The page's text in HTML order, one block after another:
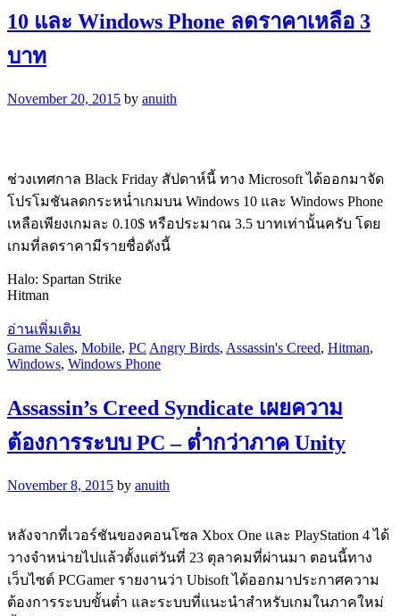
10 และ Windows Phone ลดราคาเหลือ 3
บาท
November 20, 2015 by anuith
ช่วงเทศกาล Black Friday สัปดาห์นี้ ทาง Microsoft ได้ออกมาจัด
โปรโมชันลดกระหน่ำเกมบน Windows 10 และ Windows Phone
เหลือเพียงเกมละ 0.10$ หรือประมาณ 3.5 บาทเท่านั้นครับ โดย
เกมที่ลดราคามีรายชื่อดังนี้
Halo: Spartan Strike
Hitman
อ่านเพิ่มเติม
Game Sales, Mobile, PC Angry Birds, Assassin's Creed, Hitman,
Windows, Windows Phone
Assassin’s Creed Syndicate เผยความ
ต้องการระบบ PC – ต่ำกว่าภาค Unity
November 8, 2015 by anuith
หลังจากที่เวอร์ชันของคอนโซล Xbox One และ PlayStation 4 ได้
วางจำหน่ายไปแล้วตั้งแต่วันที่ 23 ตุลาคมที่ผ่านมา ตอนนี้ทาง
เว็บไซต์ PCGamer รายงานว่า Ubisoft ได้ออกมาประกาศความ
ต้องการระบบขั้นต่ำ และระบบที่แนะนำสำหรับเกมในภาคใหม่